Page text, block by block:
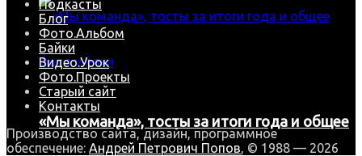
«Мы команда», тосты за итоги года и общее
Подкасты
Блог
Фото.Альбом
Байки
Видео.Урок
Фото.Проекты
Старый сайт
Контакты
Производство сайта, дизайн, программное
обеспечение: Андрей Петрович Попов, © 1988 — 2026